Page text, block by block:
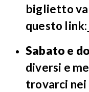
biglietto va
questo link:
Sabato e
diversi e
trovarci nei